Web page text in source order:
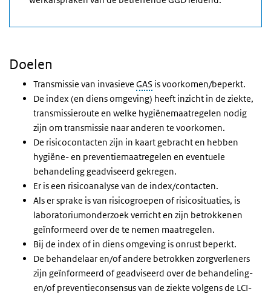
Doelen
Transmissie van invasieve GAS is voorkomen/beperkt.
De index (en diens omgeving) heeft inzicht in de ziekte,
transmissieroute en welke hygiënemaatregelen nodig
zijn om transmissie naar anderen te voorkomen.
De risicocontacten zijn in kaart gebracht en hebben
hygiëne- en preventiemaatregelen en eventuele
behandeling geadviseerd gekregen.
Er is een risicoanalyse van de index/contacten.
Als er sprake is van risicogroepen of risicosituaties, is
laboratoriumonderzoek verricht en zijn betrokkenen
geïnformeerd over de te nemen maatregelen.
Bij de index of in diens omgeving is onrust beperkt.
De behandelaar en/of andere betrokken zorgverleners
zijn geïnformeerd of geadviseerd over de behandeling-
en/of preventieconsensus van de ziekte volgens de LCI-